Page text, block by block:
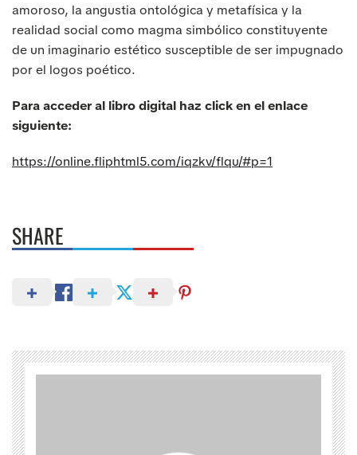
amoroso, la angustia ontológica y metafísica y la
realidad social como magma simbólico constituyente
de un imaginario estético susceptible de ser impugnado
por el logos poético.
Para acceder al libro digital haz click en el enlace
siguiente:
https://online.fliphtml5.com/iqzkv/flqu/#p=1
SHARE